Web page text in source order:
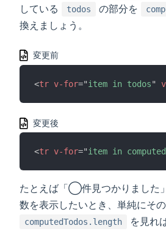
している
todos の部分を
換えましょう。
変更前
<tr v-for="item in todos"
変更後
<tr v-for="item in
たとえば「◯件見つかりました
数を表示したいとき、単純にそ
computedTodos.length を見れ